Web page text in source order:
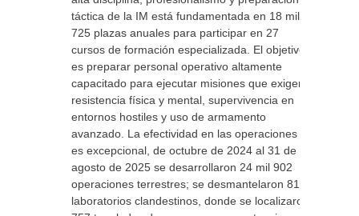
táctica de la IM está fundamentada en 18 mil
725 plazas anuales para participar en 27
cursos de formación especializada. El objetivo
es preparar personal operativo altamente
capacitado para ejecutar misiones que exigen
resistencia física y mental, supervivencia en
entornos hostiles y uso de armamento
avanzado. La efectividad en las operaciones
es excepcional, de octubre de 2024 al 31 de
agosto de 2025 se desarrollaron 24 mil 902
operaciones terrestres; se desmantelaron 81
laboratorios clandestinos, donde se localizaron